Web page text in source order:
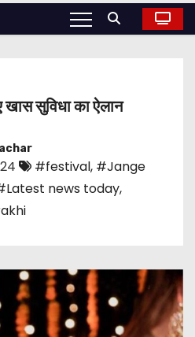
सुविधा का ऐलान
#festival, #Jange
news today,